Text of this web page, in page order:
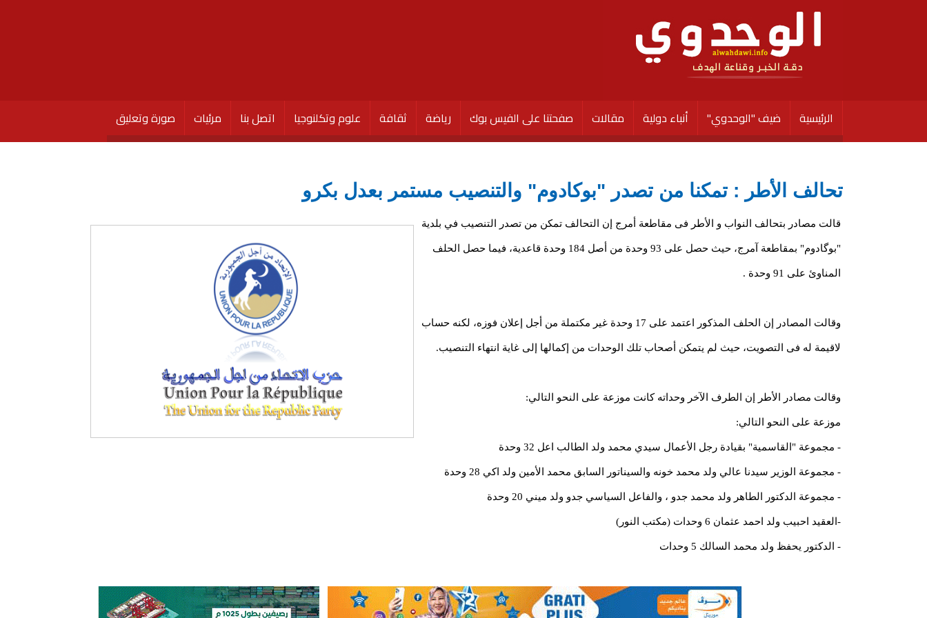
الرئيسية ضيف "الوحدوي" أنباء دولية مقالات صفحتنا على الفيس بوك رياضة ثقافة علوم وتكلنوجيا اتصل بنا مرئيات صورة وتعليق
تحالف الأطر : تمكنا من تصدر "بوكادوم" والتنصيب مستمر بعدل بكرو
قالت مصادر بتحالف النواب و الأطر فى مقاطعة أمرج إن التحالف تمكن من تصدر التنصيب في بلدية
"بوگادوم" بمقاطعة آمرج، حيث حصل على 93 وحدة من أصل 184 وحدة قاعدية، فيما حصل الحلف
المناوئ على 91 وحدة .
وقالت المصادر إن الحلف المذكور اعتمد على 17 وحدة غير مكتملة من أجل إعلان فوزه، لكنه حساب
لاقيمة له فى التصويت، حيث لم يتمكن أصحاب تلك الوحدات من إكمالها إلى غاية انتهاء التنصيب.
وقالت مصادر الأطر إن الطرف الآخر وحداته كانت موزعة على النحو التالي:
موزعة على النحو التالي:
- مجموعة "القاسمية" بقيادة رجل الأعمال سيدي محمد ولد الطالب اعل 32 وحدة
- مجموعة الوزير سيدنا عالي ولد محمد خونه والسيناتور السابق محمد الأمين ولد اكي 28 وحدة
- مجموعة الدكتور الطاهر ولد محمد جدو ، والفاعل السياسي جدو ولد ميني 20 وحدة
-العقيد احبيب ولد احمد عثمان 6 وحدات (مكتب النور)
- الدكتور يحفظ ولد محمد السالك 5 وحدات